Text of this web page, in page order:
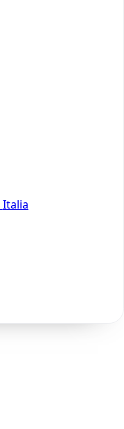
Italia